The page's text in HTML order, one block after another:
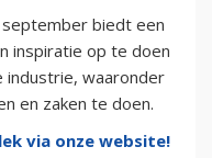
september biedt een
inspiratie op te doen
industrie, waaronder
en zaken te doen.
via onze website!